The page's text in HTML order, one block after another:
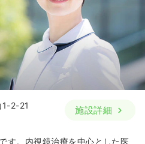
1-2-21
施設詳細
す。内視鏡治療を中心とした医